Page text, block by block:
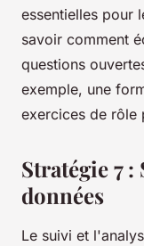
essentielles pour
savoir comment
questions
exemple, une
exercices de rôle
Stratégie 7
données
Le suivi et